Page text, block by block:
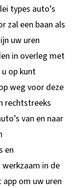
types auto’s
zal een baan als
uw uren
in overleg met
op kunt
weg voor deze
rechtstreeks
van en naar
en
werkzaam in de
om uw uren